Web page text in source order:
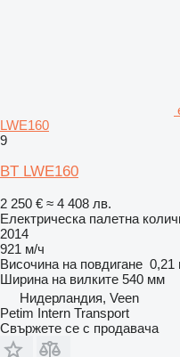
LWE160
9
BT LWE160
2 250 € ≈ 4 408 лв.
Електрическа палетна
2014
921 м/ч
Височина на повдигане 0,21
Ширина на вилките 540 мм
Нидерландия, Veen
Petim Intern Transport
Свържете се с продавача